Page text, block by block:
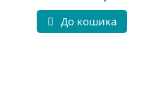
До кошика